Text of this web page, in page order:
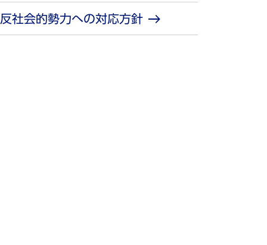
反社会的勢力への対応方針